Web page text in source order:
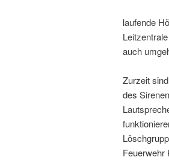
laufende
auch
Zurzeit
des
Feuerwehr